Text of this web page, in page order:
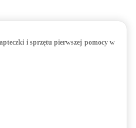
i sprzętu pierwszej pomocy w